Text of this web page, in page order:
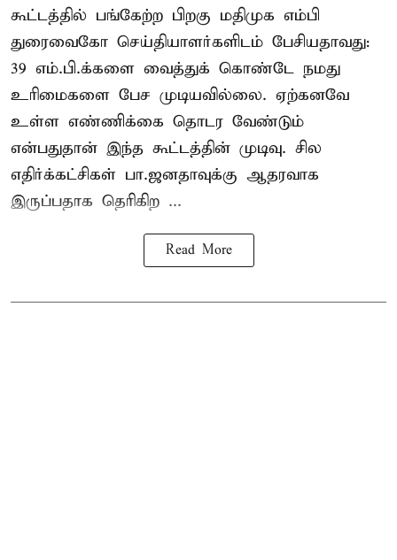
கூட்டத்தில் பங்கேற்ற பிறகு மதிமுக எம்பி
துரைவைகோ செய்தியாளர்களிடம் பேசியதாவது:
39 எம்.பி.க்களை வைத்துக் கொண்டே நமது
உரிமைகளை பேச முடியவில்லை. ஏற்கனவே
உள்ள எண்ணிக்கை தொடர வேண்டும்
என்பதுதான் இந்த கூட்டத்தின் முடிவு. சில
எதிர்க்கட்சிகள் பா.ஜனதாவுக்கு ஆதரவாக
இருப்பதாக தெரிகிற ...
Read More